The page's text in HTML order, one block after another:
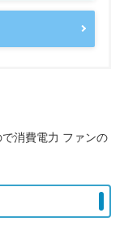
消費電力 ファンの